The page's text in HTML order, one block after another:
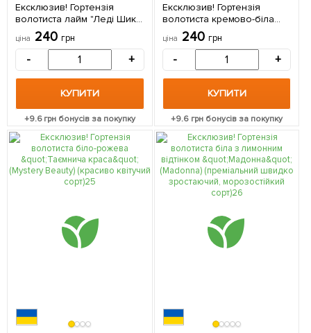
Ексклюзив! Гортензія
волотиста лайм "Леді Шик"
(Lady Chic) (морозостійкий
сорт) 1 саджанець в
ціна 240 грн
- +
КУПИТИ
+9.6грн бонусів за покупку
Ексклюзив! Гортензія
волотиста кремово-біла
"Ластівка" (Swallow)
(преміальний сорт,
контейнер P9) 1 саджанець
в упаковці
ціна 240 грн
- +
КУПИТИ
+9.6 грн бонусів за покупку